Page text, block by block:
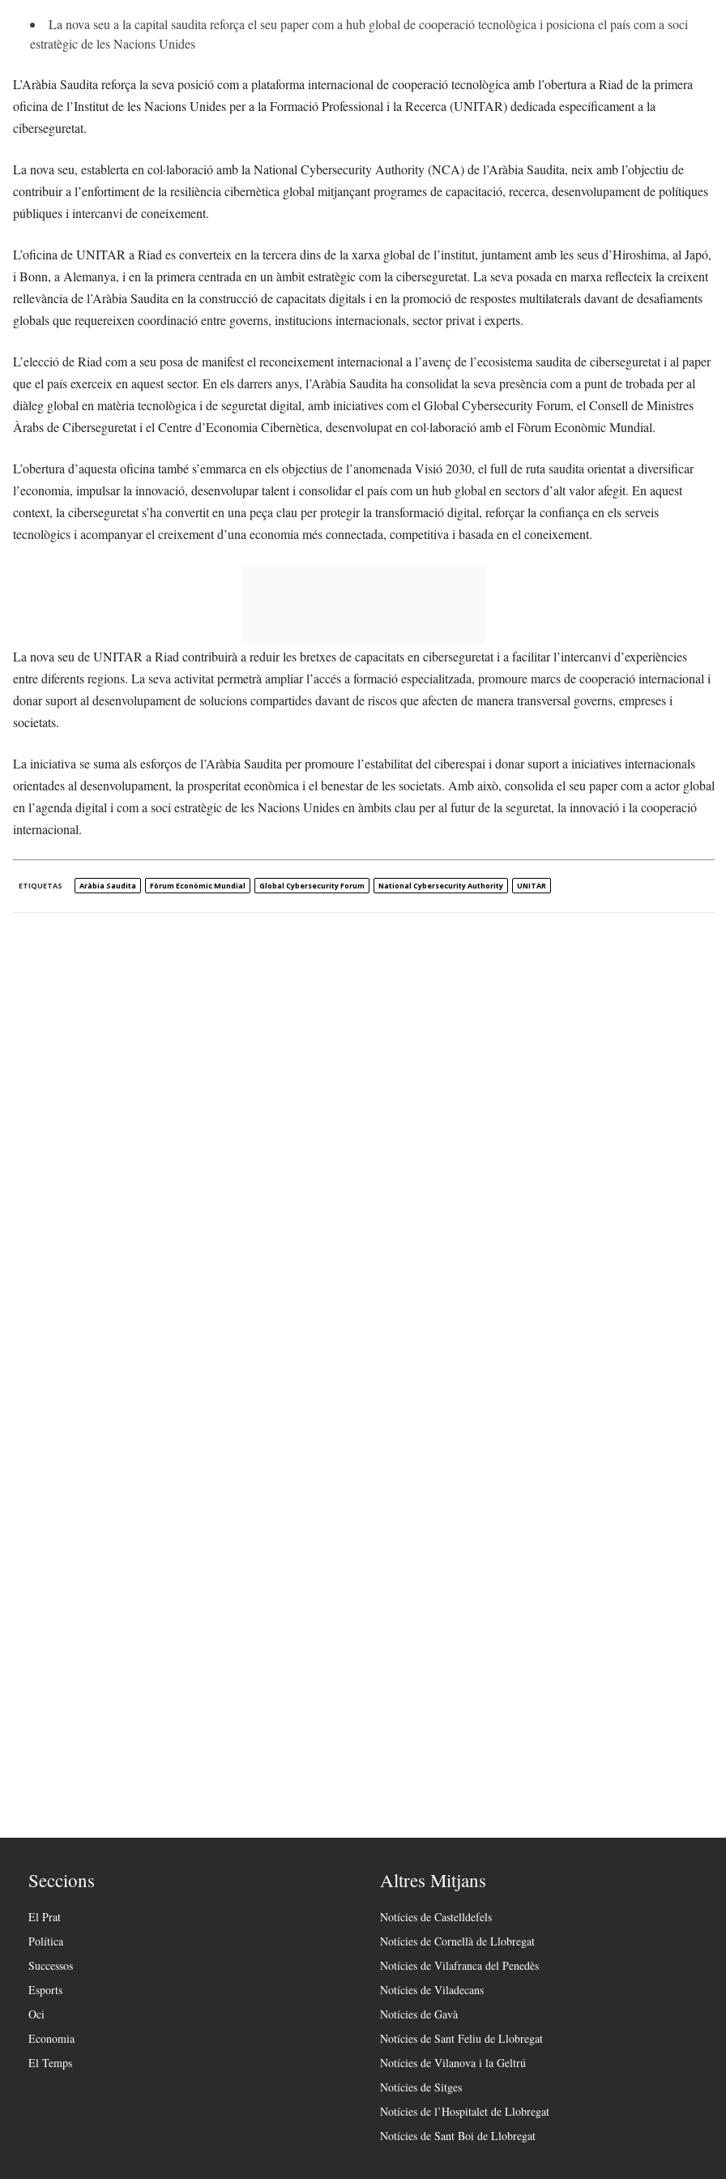
La nova seu a la capital saudita reforça el seu paper com a hub global de cooperació tecnològica i posiciona el país com a soci
estratègic de les Nacions Unides
L’Aràbia Saudita reforça la seva posició com a plataforma internacional de cooperació tecnològica amb l’obertura a Riad de la primera
oficina de l’Institut de les Nacions Unides per a la Formació Professional i la Recerca (UNITAR) dedicada específicament a la
ciberseguretat.
La nova seu, establerta en col·laboració amb la National Cybersecurity Authority (NCA) de l’Aràbia Saudita, neix amb l’objectiu de
contribuir a l’enfortiment de la resiliència cibernètica global mitjançant programes de capacitació, recerca, desenvolupament de polítiques
públiques i intercanvi de coneixement.
L’oficina de UNITAR a Riad es converteix en la tercera dins de la xarxa global de l’institut, juntament amb les seus d’Hiroshima, al Japó,
i Bonn, a Alemanya, i en la primera centrada en un àmbit estratègic com la ciberseguretat. La seva posada en marxa reflecteix la creixent
rellevància de l’Aràbia Saudita en la construcció de capacitats digitals i en la promoció de respostes multilaterals davant de desafiaments
globals que requereixen coordinació entre governs, institucions internacionals, sector privat i experts.
L’elecció de Riad com a seu posa de manifest el reconeixement internacional a l’avenç de l’ecosistema saudita de ciberseguretat i al paper
que el país exerceix en aquest sector. En els darrers anys, l’Aràbia Saudita ha consolidat la seva presència com a punt de trobada per al
diàleg global en matèria tecnològica i de seguretat digital, amb iniciatives com el Global Cybersecurity Forum, el Consell de Ministres
Àrabs de Ciberseguretat i el Centre d’Economia Cibernètica, desenvolupat en col·laboració amb el Fòrum Econòmic Mundial.
L’obertura d’aquesta oficina també s’emmarca en els objectius de l’anomenada Visió 2030, el full de ruta saudita orientat a diversificar
l’economia, impulsar la innovació, desenvolupar talent i consolidar el país com un hub global en sectors d’alt valor afegit. En aquest
context, la ciberseguretat s’ha convertit en una peça clau per protegir la transformació digital, reforçar la confiança en els serveis
tecnològics i acompanyar el creixement d’una economia més connectada, competitiva i basada en el coneixement.
La nova seu de UNITAR a Riad contribuirà a reduir les bretxes de capacitats en ciberseguretat i a facilitar l’intercanvi d’experiències
entre diferents regions. La seva activitat permetrà ampliar l’accés a formació especialitzada, promoure marcs de cooperació internacional i
donar suport al desenvolupament de solucions compartides davant de riscos que afecten de manera transversal governs, empreses i
societats.
La iniciativa se suma als esforços de l’Aràbia Saudita per promoure l’estabilitat del ciberespai i donar suport a iniciatives internacionals
orientades al desenvolupament, la prosperitat econòmica i el benestar de les societats. Amb això, consolida el seu paper com a actor global
en l’agenda digital i com a soci estratègic de les Nacions Unides en àmbits clau per al futur de la seguretat, la innovació i la cooperació
internacional.
ETIQUETAS Aràbia Saudita Fòrum Econòmic Mundial Global Cybersecurity Forum National Cybersecurity Authority UNITAR
Seccions
El Prat
Política
Successos
Esports
Oci
Economia
El Temps
Altres Mitjans
Notícies de Castelldefels
Notícies de Cornellà de Llobregat
Notícies de Vilafranca del Penedès
Notícies de Viladecans
Notícies de Gavà
Notícies de Sant Feliu de Llobregat
Notícies de Vilanova i la Geltrú
Notícies de Sitges
Notícies de l’Hospitalet de Llobregat
Notícies de Sant Boi de Llobregat